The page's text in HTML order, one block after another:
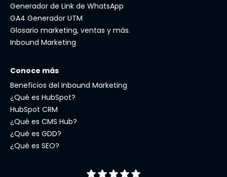
Generador de Link de WhatsApp
GA4 Generador UTM
Glosario marketing, ventas y más.
Inbound Marketing
Conoce más
Beneficios del Inbound Marketing
¿Qué es HubSpot?
HubSpot CRM
¿Qué es CMS Hub?
¿Qué es GDD?
¿Qué es SEO?